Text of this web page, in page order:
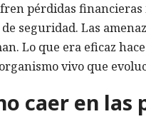
pérdidas
seguridad. Las
Lo que era eficaz
vivo que
caer en las